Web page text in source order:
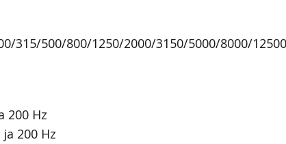
500/800/1250/2000/3150/5000/8000/
200 Hz
200 Hz